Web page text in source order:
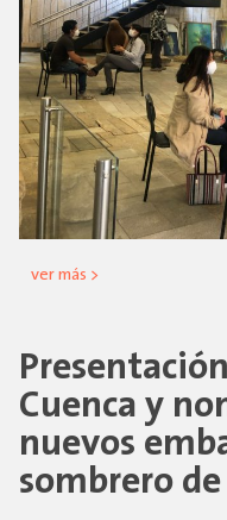
ver más >
Cuenca y
nuevos
sombrero